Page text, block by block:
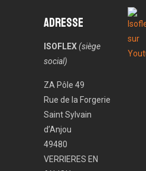
Adresse
ISOFLEX(siège
social)
ZA Pôle 49
Rue de la Forgerie
Saint Sylvain
d’Anjou
49480
VERRIERES EN